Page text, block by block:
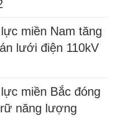
miền Nam tăng
lưới điện 110kV
miền Bắc đóng
năng lượng